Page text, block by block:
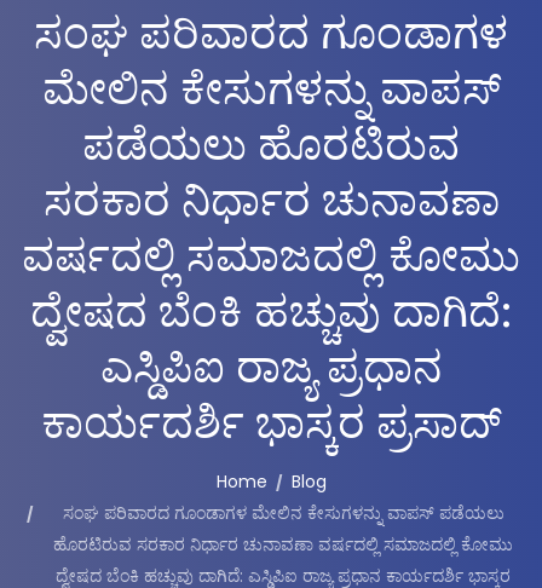
ಸಂಘ ಪರಿವಾರದ ಗೂಂಡಾಗಳ
ಮೇಲಿನ ಕೇಸುಗಳನ್ನು ವಾಪಸ್
ಪಡೆಯಲು ಹೊರಟಿರುವ
ಸರಕಾರ ನಿರ್ಧಾರ ಚುನಾವಣಾ
ವರ್ಷದಲ್ಲಿ ಸಮಾಜದಲ್ಲಿ ಕೋಮು
ದ್ವೇಷದ ಬೆಂಕಿ ಹಚ್ಚುವು ದಾಗಿದೆ:
ಎಸ್ಡಿಪಿಐ ರಾಜ್ಯ ಪ್ರಧಾನ
ಕಾರ್ಯದರ್ಶಿ ಭಾಸ್ಕರ ಪ್ರಸಾದ್
Home
Blog
ಸಂಘ ಪರಿವಾರದ ಗೂಂಡಾಗಳ ಮೇಲಿನ ಕೇಸುಗಳನ್ನು ವಾಪಸ್ ಪಡೆಯಲು
ಹೊರಟಿರುವ ಸರಕಾರ ನಿರ್ಧಾರ ಚುನಾವಣಾ ವರ್ಷದಲ್ಲಿ ಸಮಾಜದಲ್ಲಿ ಕೋಮು
ದ್ವೇಷದ ಬೆಂಕಿ ಹಚ್ಚುವು ದಾಗಿದೆ: ಎಸ್ಡಿಪಿಐ ರಾಜ್ಯ ಪ್ರಧಾನ ಕಾರ್ಯದರ್ಶಿ ಭಾಸ್ಕರ